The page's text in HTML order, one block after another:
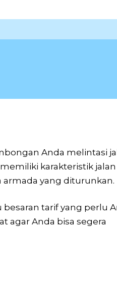
Anda melintasi
karakteristik jalan
yang diturunkan.
tarif yang perlu
agar Anda bisa segera